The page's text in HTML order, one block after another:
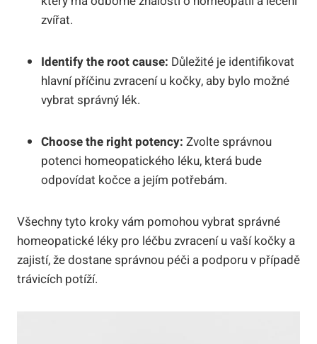
zvířat.
Identify the root cause: Důležité je identifikovat
hlavní příčinu zvracení​ u kočky, aby ‍bylo možné⁢
vybrat správný lék.
Choose ‌the right potency: Zvolte správnou
potenci‍ homeopatického léku, která ‌bude
odpovídat kočce a jejím potřebám.
Všechny tyto ⁢kroky vám pomohou ‌vybrat správné
homeopatické léky pro léčbu zvracení u⁢ vaší kočky a
zajistí, ⁤že ⁤dostane správnou péči a podporu v případě
⁤trávicích‍ potíží.